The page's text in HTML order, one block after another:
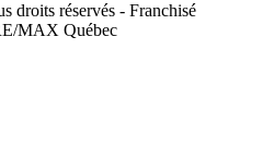
droits réservés - Franchisé
MAX Québec